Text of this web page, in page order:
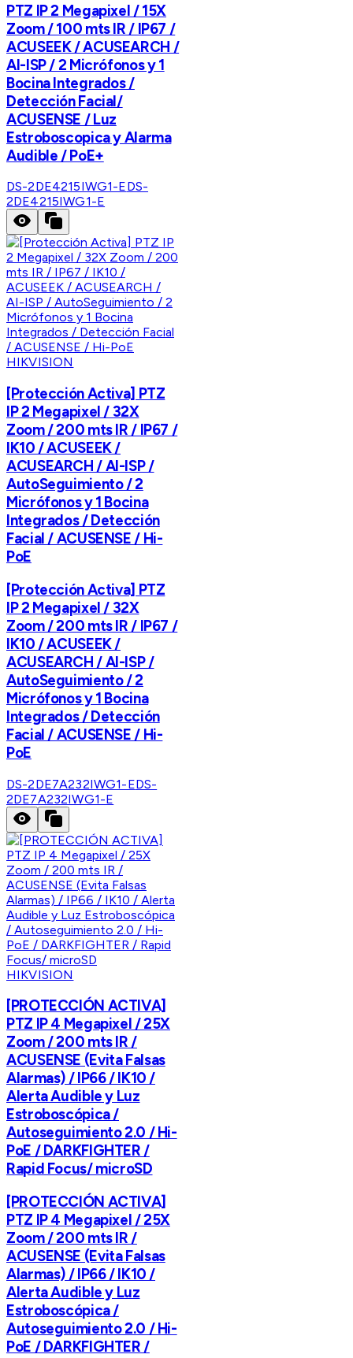
PTZ IP 2 Megapixel / 15X
Zoom / 100 mts IR / IP67 /
ACUSEEK / ACUSEARCH /
AI-ISP / 2 Micrófonos y 1
Bocina Integrados /
Detección Facial/
ACUSENSE / Luz
Estroboscopica y Alarma
Audible / PoE+
DS-2DE4215IWG1-EDS-
2DE4215IWG1-E
HIKVISION
[Protección Activa] PTZ
IP 2 Megapixel / 32X
Zoom / 200 mts IR / IP67 /
IK10 / ACUSEEK /
ACUSEARCH / AI-ISP /
AutoSeguimiento / 2
Micrófonos y 1 Bocina
Integrados / Detección
Facial / ACUSENSE / Hi-
PoE
[Protección Activa] PTZ
IP 2 Megapixel / 32X
Zoom / 200 mts IR / IP67 /
IK10 / ACUSEEK /
ACUSEARCH / AI-ISP /
AutoSeguimiento / 2
Micrófonos y 1 Bocina
Integrados / Detección
Facial / ACUSENSE / Hi-
PoE
DS-2DE7A232IWG1-EDS-
2DE7A232IWG1-E
HIKVISION
[PROTECCIÓN ACTIVA]
PTZ IP 4 Megapixel / 25X
Zoom / 200 mts IR /
ACUSENSE (Evita Falsas
Alarmas) / IP66 / IK10 /
Alerta Audible y Luz
Estroboscópica /
Autoseguimiento 2.0 / Hi-
PoE / DARKFIGHTER /
Rapid Focus/ microSD
[PROTECCIÓN ACTIVA]
PTZ IP 4 Megapixel / 25X
Zoom / 200 mts IR /
ACUSENSE (Evita Falsas
Alarmas) / IP66 / IK10 /
Alerta Audible y Luz
Estroboscópica /
Autoseguimiento 2.0 / Hi-
PoE / DARKFIGHTER /